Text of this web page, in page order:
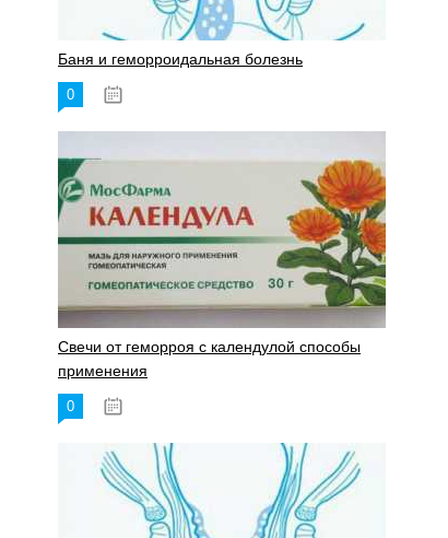
Баня и геморроидальная болезнь
0
Свечи от геморроя с календулой способы
применения
0